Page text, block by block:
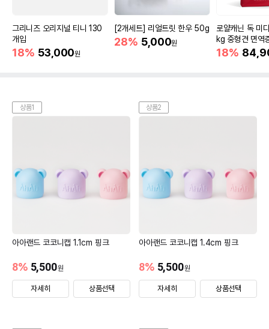
그리니즈 오리지널 티니 130
개입
18% 53,000원
[2개세트] 리얼트릿 한우 50g
28% 5,000원
로얄캐닌 독 미
kg 중형견 면역
18%
상품1
아아랜드 코코니캡 1.1cm 핑크
5,500원
8%
자세히 상품선택
상품2
아아랜드 코코니캡 1.4cm 핑크
5,500원
8%
자세히 상품선택